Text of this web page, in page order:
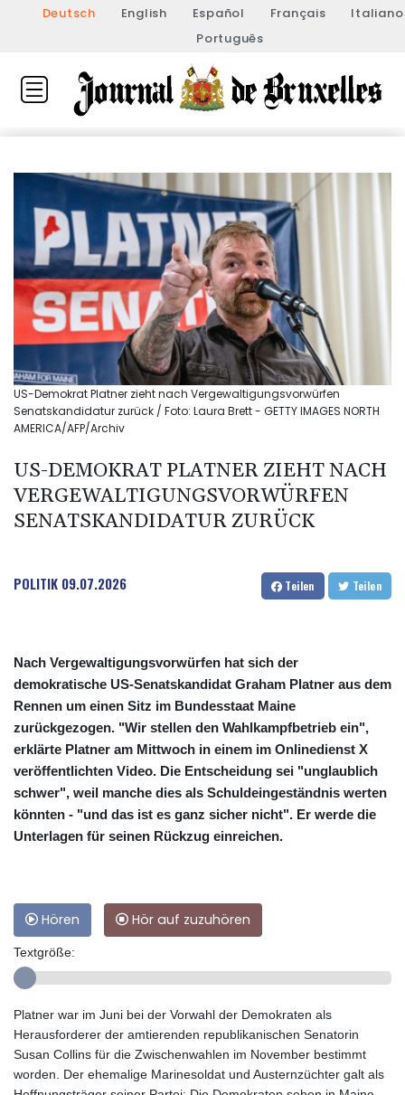
Deutsch English Español Français
Italiano
Português
US-Demokrat Platner zieht nach Vergewaltigungsvorwürfen
Senatskandidatur zurück / Foto: Laura Brett - GETTY IMAGES NORTH
AMERICA/AFP/Archiv
US-DEMOKRAT PLATNER ZIEHT NACH
VERGEWALTIGUNGSVORWÜRFEN
SENATSKANDIDATUR ZURÜCK
POLITIK 09.07.2026 Teilen Teilen
Nach Vergewaltigungsvorwürfen hat sich der
demokratische US-Senatskandidat Graham Platner aus dem
Rennen um einen Sitz im Bundesstaat Maine
zurückgezogen. "Wir stellen den Wahlkampfbetrieb ein",
erklärte Platner am Mittwoch in einem im Onlinedienst X
veröffentlichten Video. Die Entscheidung sei "unglaublich
schwer", weil manche dies als Schuldeingeständnis werten
könnten - "und das ist es ganz sicher nicht". Er werde die
Unterlagen für seinen Rückzug einreichen.
Hören Hör auf zuzuhören
Textgröße:
Platner war im Juni bei der Vorwahl der Demokraten als
Herausforderer der amtierenden republikanischen Senatorin
Susan Collins für die Zwischenwahlen im November bestimmt
worden. Der ehemalige Marinesoldat und Austernzüchter galt als